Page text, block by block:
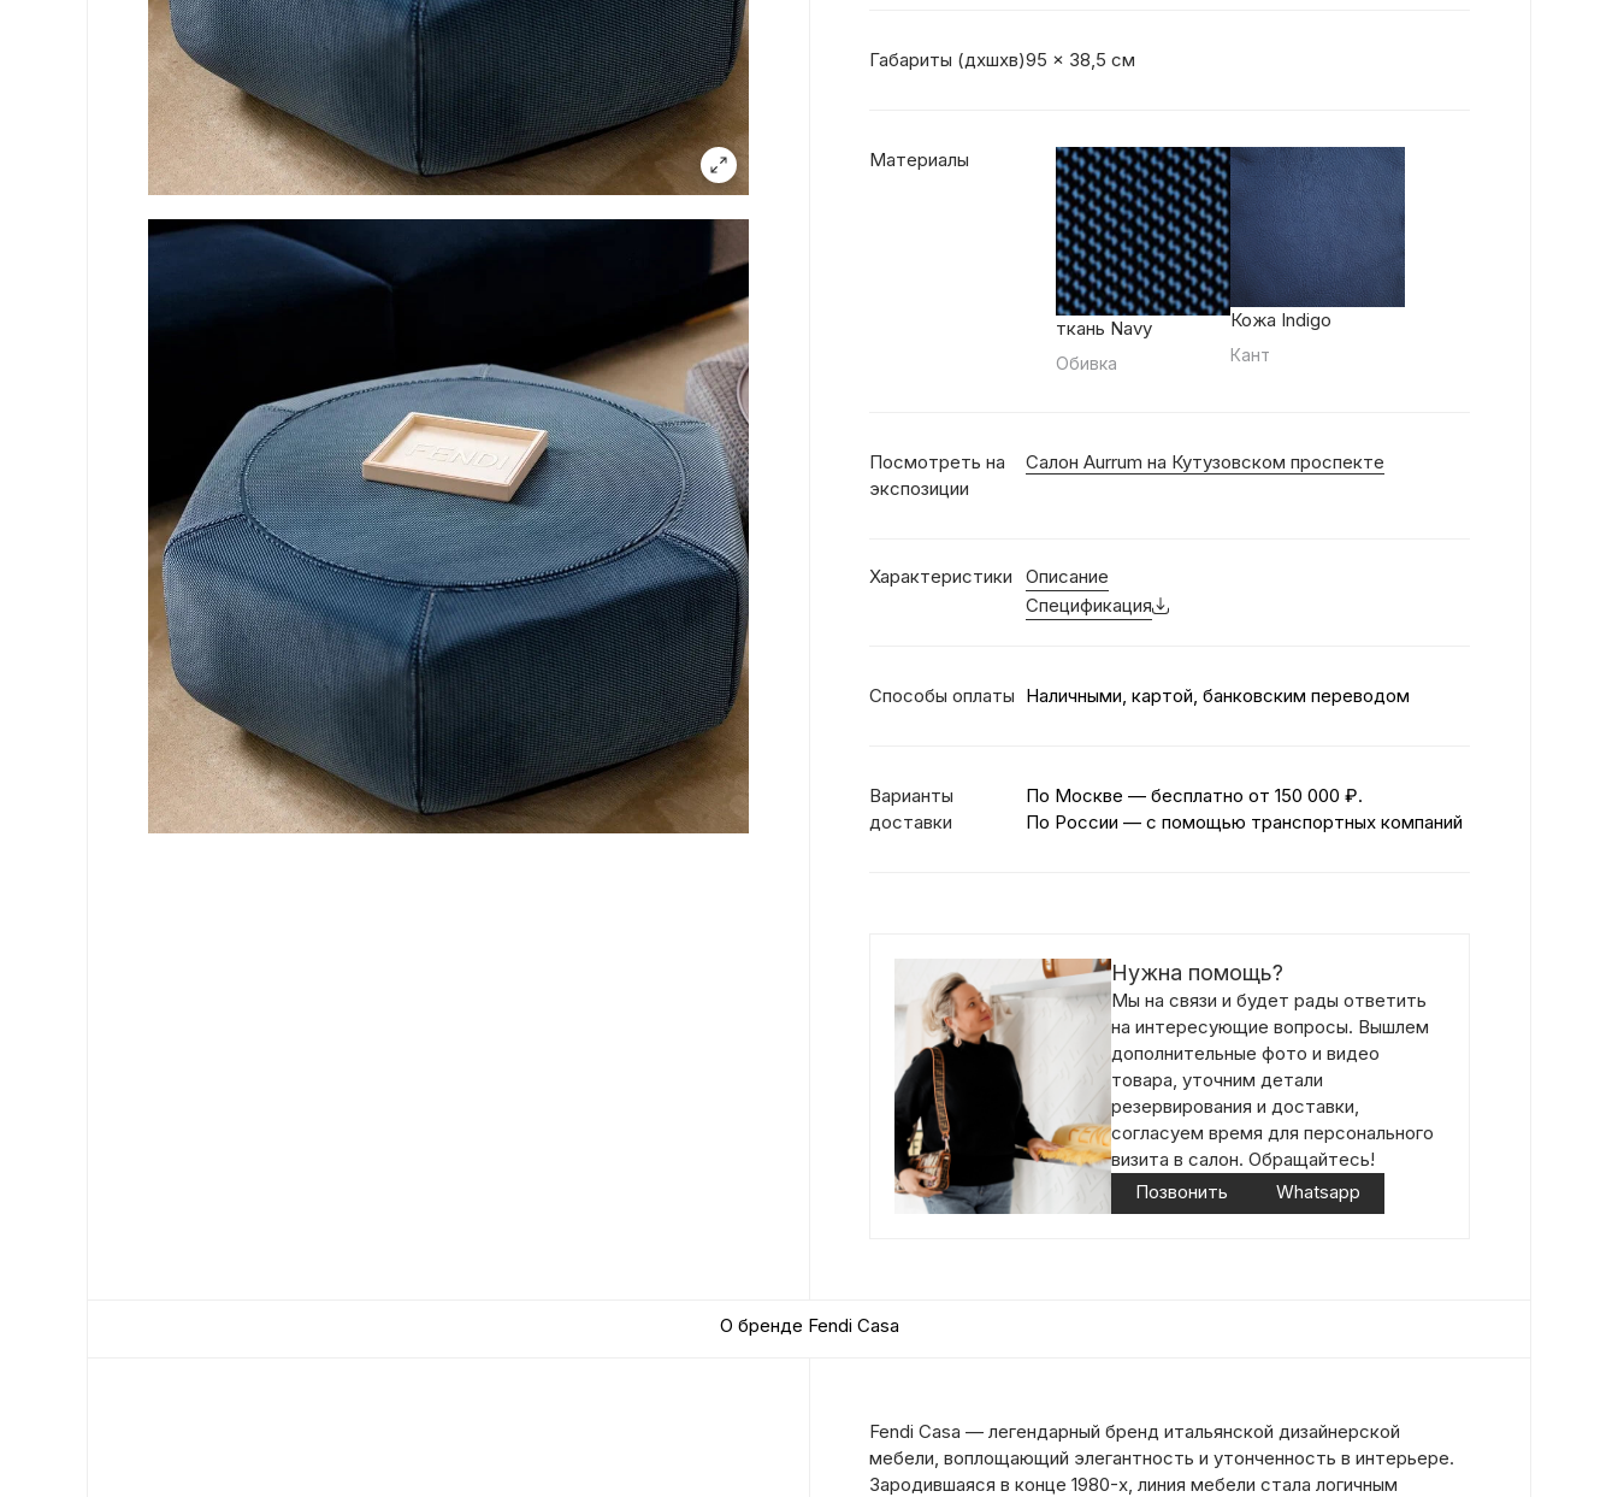
Габариты (дхшхв)95 x 38,5 см
Материалы
ткань Navy
Обивка
Кожа Indigo
Кант
Посмотреть на
экспозиции
Салон Aurrum на Кутузовском проспекте
Характеристики
Описание
Спецификация
Способы оплаты Наличными, картой, банковским переводом
Варианты
доставки
По Москве — бесплатно от 150 000 ₽.
По России — с помощью транспортных компаний
Нужна помощь?
Мы на связи и будет рады ответить
на интересующие вопросы. Вышлем
дополнительные фото и видео
товара, уточним детали
резервирования и доставки,
согласуем время для персонального
визита в салон. Обращайтесь!
Позвонить
Whatsapp
О бренде Fendi Casa
Fendi Casa — легендарный бренд итальянской дизайнерской
мебели, воплощающий элегантность и утонченность в интерьере.
Зародившаяся в конце 1980-х, линия мебели стала логичным